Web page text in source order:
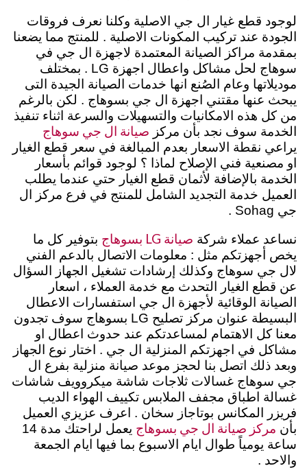
لوجود قطع غيار ال جي الاصلية وكلنا نعرف فروقات
الجودة عند تركيب المكونات الاصلية . للمنتج مما يضعنا
بمقدمة مراكز الصيانة المعتمدة لاجهزة ال جي في
سوهاج لحل مشاكل واعطال اجهزة LG . بمختلف
موديلاتها وعام الصُنع انها خدمات الصيانة الجيدة التى
يبحث عنها مقتني اجهزة ال جي بسوهاج . لكن بالرغم
من كل هذه الامكانيات والتسهيلات والسرعة اثناء تنفيذ
الخدمة سوف نجد بأن مركز صيانة ال جي سوهاج
يراعي نقطة الاسعار بعدم المبالغة في سعر قطع الغيار
او مصنعية فني الإصلاح لماذا ؟ لوجود قوائم بأسعار
الخدمة بالإضافة لأثمان قطع الغيار حتي عندما يطلب
العميل خدمة التجديد الشامل للمنتج في فرع مركز ال
جي Sohag .
نساعد عملاء شركة صيانة LG بسوهاج
بتوفير كل ما
يخص أجهزتكم مثل : معلومات الاتصال بالدعم الفني
لال جي سوهاج وكذلك إرشادات تشغيل الجهاز السؤال
عن قطع الغيار التحدث مع خدمة العملاء ، اسعار
الصيانة الوقائية لأجهزة ال جي استفسارات الاعطال
البسيطة عنوان مركز تصليح LG بسوهاج سوف تجدون
معنا كل الاهتمام لمساعدتكم عند حدوث اعطال او
مشاكل في اجهزتكم المنزلية ال جي . اختار نوع الجهاز
وبعد ذلك اتصل بنا لحجز موعد صيانة منزلية بفرع ال
جي سوهاج غسالات ثلاجات شاشة ميكروويف شاشات
غسالة اطباق مجفف الملابس تكييف الهواء الديب
فريزر المكانس بوتاجاز سخان . اعرف عزيزي العميل
بأن مركز صيانة ال جي بسوهاج
يعمل لراحتك مدة 14
ساعة يومياً طوال ايام الاسبوع بما فيها ايام الجمعة
والاحد .